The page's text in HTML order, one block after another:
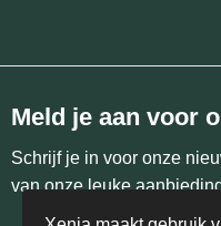
Meld je aan voor
Schrijf je in voor onze
van onze leuke